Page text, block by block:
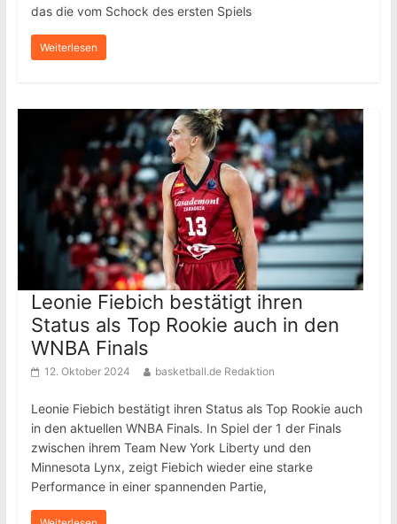
das die vom Schock des ersten Spiels
Weiterlesen
Leonie Fiebich bestätigt ihren
Status als Top Rookie auch in den
WNBA Finals
12. Oktober 2024 basketball.de Redaktion
Leonie Fiebich bestätigt ihren Status als Top Rookie auch
in den aktuellen WNBA Finals. In Spiel der 1 der Finals
zwischen ihrem Team New York Liberty und den
Minnesota Lynx, zeigt Fiebich wieder eine starke
Performance in einer spannenden Partie,